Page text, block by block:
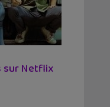
sur Netflix